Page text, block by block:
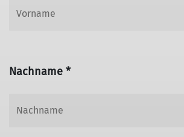
Nachname *